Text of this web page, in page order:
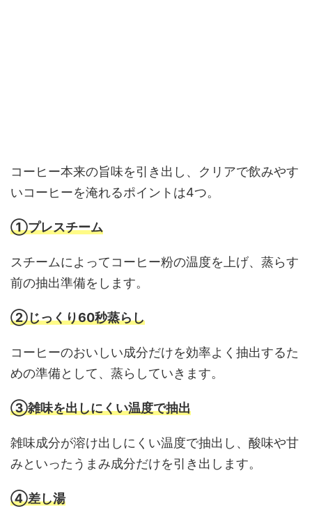
コーヒー本来の旨味を引き出し、クリアで飲みやす
いコーヒーを淹れるポイントは4つ。
①プレスチーム
スチームによってコーヒー粉の温度を上げ、蒸らす
前の抽出準備をします。
②じっくり60秒蒸らし
コーヒーのおいしい成分だけを効率よく抽出するた
めの準備として、蒸らしていきます。
③雑味を出しにくい温度で抽出
雑味成分が溶け出しにくい温度で抽出し、酸味や甘
みといったうまみ成分だけを引き出します。
④差し湯